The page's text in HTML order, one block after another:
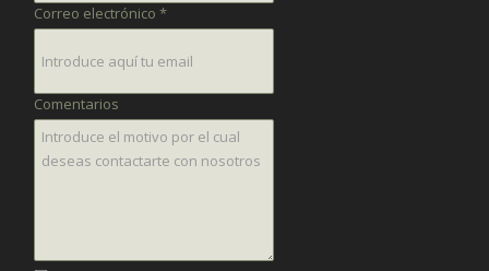
Correo electrónico *
Comentarios